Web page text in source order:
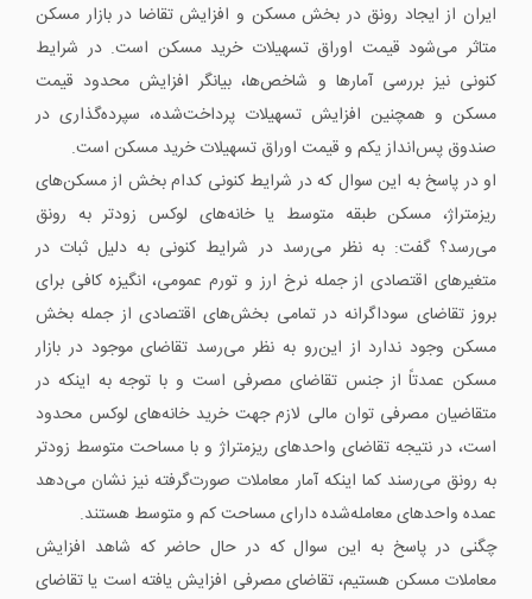
ایران از ایجاد رونق در بخش مسکن و افزایش تقاضا در بازار مسکن
متاثر می‌شود قیمت اوراق تسهیلات خرید مسکن است. در شرایط
کنونی نیز بررسی آمارها و شاخص‌ها، بیانگر افزایش محدود قیمت
مسکن و همچنین افزایش تسهیلات پرداخت‌شده، سپرده‌گذاری در
صندوق پس‌انداز یکم و قیمت اوراق تسهیلات خرید مسکن است.
او در پاسخ به این سوال که در شرایط کنونی کدام بخش از مسکن‌های
ریزمتراژ، مسکن طبقه متوسط یا خانه‌های لوکس زودتر به رونق
می‌رسد؟ گفت: به نظر می‌رسد در شرایط کنونی به دلیل ثبات در
متغیرهای اقتصادی از جمله نرخ ارز و تورم عمومی، انگیزه کافی برای
بروز تقاضای سوداگرانه در تمامی بخش‌های اقتصادی از جمله بخش
مسکن وجود ندارد از این‌رو به نظر می‌رسد تقاضای موجود در بازار
مسکن عمدتاً از جنس تقاضای مصرفی است و با توجه به اینکه در
متقاضیان مصرفی توان مالی لازم جهت خرید خانه‌های لوکس محدود
است، در نتیجه تقاضای واحدهای ریزمتراژ و با مساحت متوسط زودتر
به رونق می‌رسند کما اینکه آمار معاملات صورت‌گرفته نیز نشان می‌دهد
عمده واحدهای معامله‌شده دارای مساحت کم و متوسط هستند.
چگنی در پاسخ به این سوال که در حال حاضر که شاهد افزایش
معاملات مسکن هستیم، تقاضای مصرفی افزایش یافته است یا تقاضای